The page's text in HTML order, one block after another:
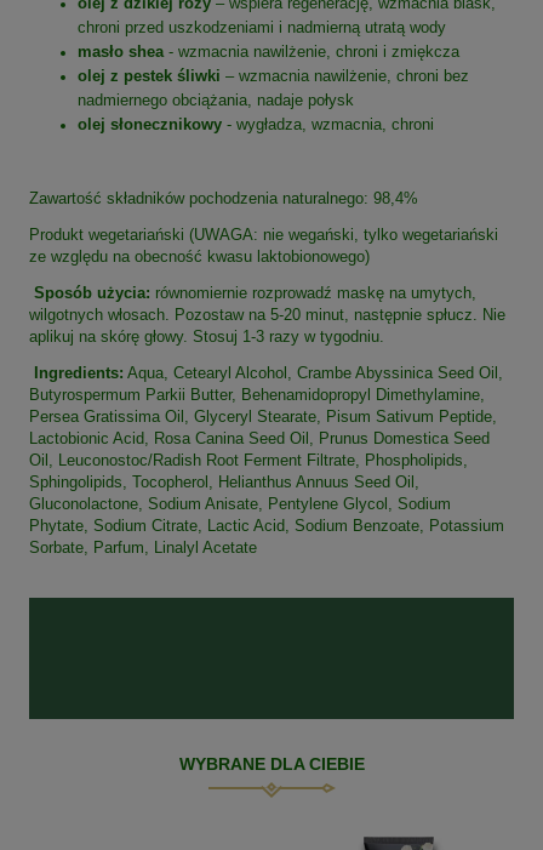
chroni przed uszkodzeniami i nadmierną utratą wody
masło shea - wzmacnia nawilżenie, chroni i zmiękcza
olej z pestek śliwki – wzmacnia nawilżenie, chroni bez
nadmiernego obciążania, nadaje połysk
olej słonecznikowy - wygładza, wzmacnia, chroni
Zawartość składników pochodzenia naturalnego: 98,4%
Produkt wegetariański (UWAGA: nie wegański, tylko wegetariański
ze względu na obecność kwasu laktobionowego)
Sposób użycia: równomiernie rozprowadź maskę na umytych,
wilgotnych włosach. Pozostaw na 5-20 minut, następnie spłucz. Nie
aplikuj na skórę głowy. Stosuj 1-3 razy w tygodniu.
Ingredients: Aqua, Cetearyl Alcohol, Crambe Abyssinica Seed Oil,
Butyrospermum Parkii Butter, Behenamidopropyl Dimethylamine,
Persea Gratissima Oil, Glyceryl Stearate, Pisum Sativum Peptide,
Lactobionic Acid, Rosa Canina Seed Oil, Prunus Domestica Seed
Oil, Leuconostoc/Radish Root Ferment Filtrate, Phospholipids,
Sphingolipids, Tocopherol, Helianthus Annuus Seed Oil,
Gluconolactone, Sodium Anisate, Pentylene Glycol, Sodium
Phytate, Sodium Citrate, Lactic Acid, Sodium Benzoate, Potassium
Sorbate, Parfum, Linalyl Acetate
WYBRANE DLA CIEBIE